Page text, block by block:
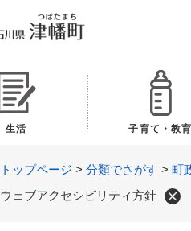
生活 子育て・教育
トップページ > 分類でさがす > 町
ウェブアクセシビリティ方針